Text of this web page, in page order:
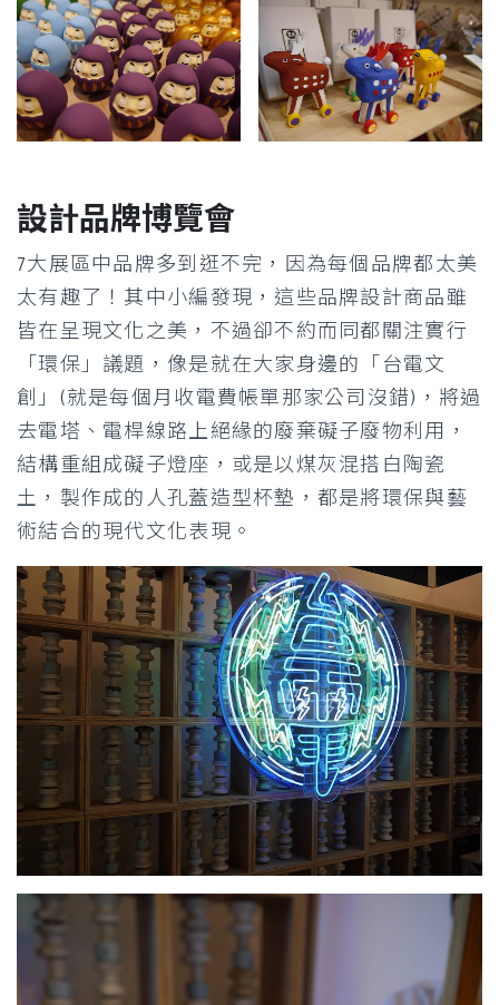
設計品牌博覽會
7大展區中品牌多到逛不完，因為每個品牌都太美
太有趣了！其中小編發現，這些品牌設計商品雖
皆在呈現文化之美，不過卻不約而同都關注實行
「環保」議題，像是就在大家身邊的「台電文
創」(就是每個月收電費帳單那家公司沒錯)，將過
去電塔、電桿線路上絕緣的廢棄礙子廢物利用，
結構重組成礙子燈座，或是以煤灰混搭白陶瓷
土，製作成的人孔蓋造型杯墊，都是將環保與藝
術結合的現代文化表現。